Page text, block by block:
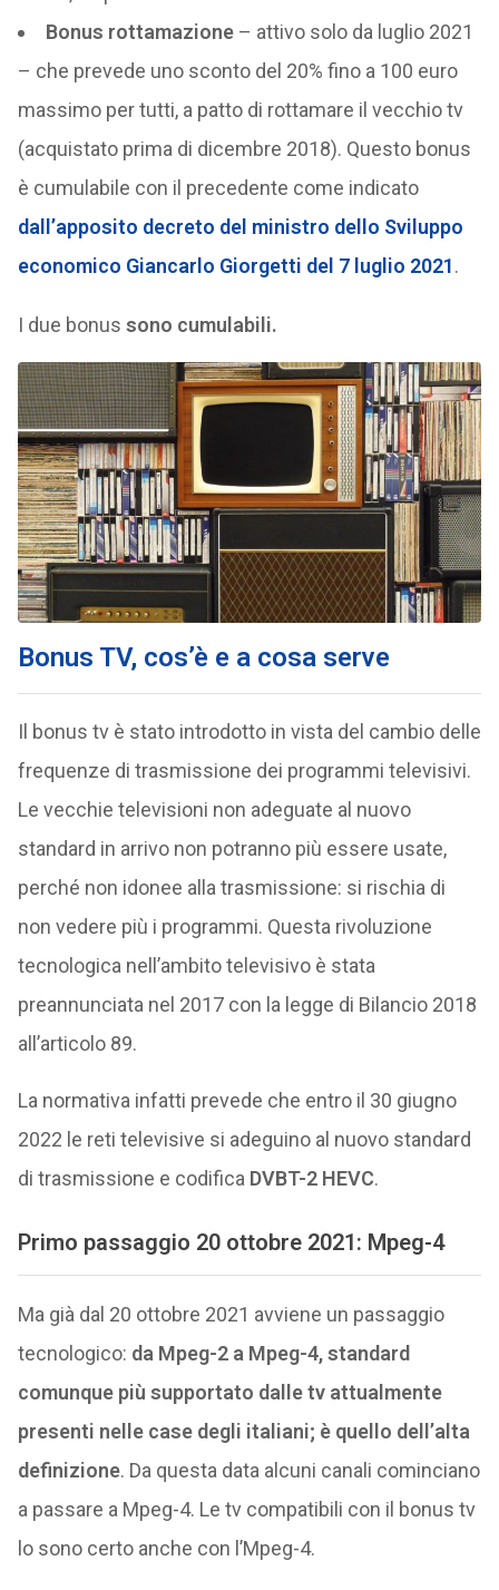
Bonus rottamazione– attivo solo da luglio 2021
– che prevede uno sconto del 20% fino a 100 euro
massimo per tutti, a patto di rottamare il vecchio tv
(acquistato prima di dicembre 2018). Questo bonus
è cumulabile con il precedente come indicato
dall’apposito decreto del ministro dello Sviluppo
economico Giancarlo Giorgetti del 7 luglio 2021.
I due bonus sono cumulabili.
Bonus TV, cos’è e a cosa serve
Il bonus tv è stato introdotto in vista del cambio delle
frequenze di trasmissione dei programmi televisivi.
Le vecchie televisioni non adeguate al nuovo
standard in arrivo non potranno più essere usate,
perché non idonee alla trasmissione: si rischia di
non vedere più i programmi. Questa rivoluzione
tecnologica nell’ambito televisivo è stata
preannunciata nel 2017 con la legge di Bilancio 2018
all’articolo 89.
La normativa infatti prevede che entro il 30 giugno
2022 le reti televisive si adeguino al nuovo standard
di trasmissione e codifica DVBT-2 HEVC.
Primo passaggio 20 ottobre 2021: Mpeg-4
Ma già dal 20 ottobre 2021 avviene un passaggio
tecnologico: da Mpeg-2 a Mpeg-4, standard
comunque più supportato dalle tv attualmente
presenti nelle case degli italiani; è quello dell’alta
definizione. Da questa data alcuni canali cominciano
a passare a Mpeg-4. Le tv compatibili con il bonus tv
lo sono certo anche con l’Mpeg-4.